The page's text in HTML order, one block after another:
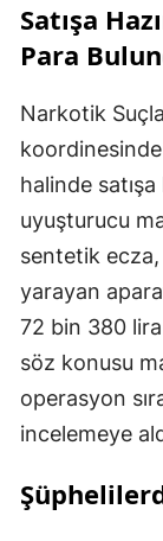
Satışa
Para
Narkotik
halinde
uyuşturucu
sentetik ecza,
yarayan
72 bin 380
söz konusu
operasyon
incelemeye